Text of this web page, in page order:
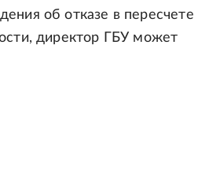
об отказе в пересчете
директор ГБУ может